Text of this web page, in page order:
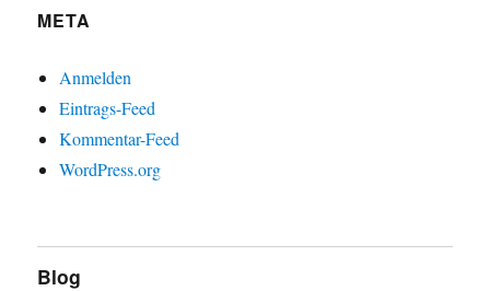
META
Anmelden
Eintrags-Feed
Kommentar-Feed
WordPress.org
Blog